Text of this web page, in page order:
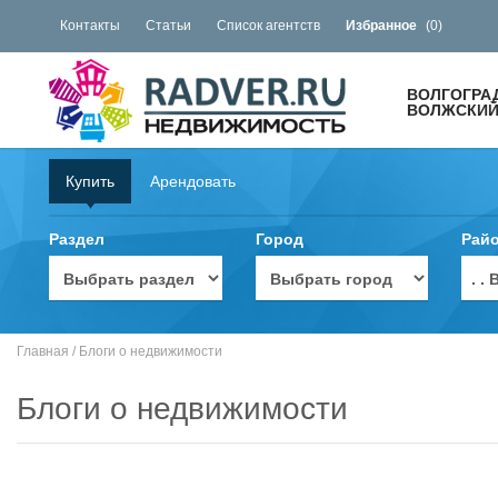
Контакты Статьи Список агентств Избранное (0)
ВОЛЖСКИЙ
Купить Арендовать
Раздел Город
. .
Главная / Блоги о недвижимости
Блоги о недвижимости